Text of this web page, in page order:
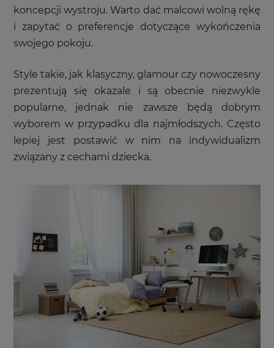
koncepcji wystroju. Warto dać malcowi wolną rękę
i zapytać o preferencje dotyczące wykończenia
swojego pokoju.
Style takie, jak klasyczny, glamour czy nowoczesny
prezentują się okazale i są obecnie niezwykle
popularne, jednak nie zawsze będą dobrym
wyborem w przypadku dla najmłodszych. Często
lepiej jest postawić w nim na indywidualizm
związany z cechami dziecka.